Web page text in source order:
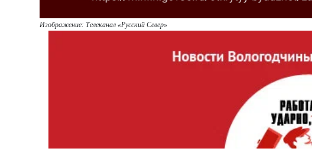
Изображение: Телеканал «Русский Север»